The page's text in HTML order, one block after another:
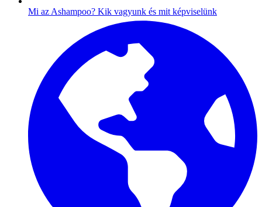
Mi az Ashampoo? Kik vagyunk és mit képviselünk